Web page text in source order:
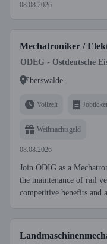
08.08.2026
Mechatroniker /
ODEG - Ostdeutsche
Eberswalde
Vollzeit Jobticket
Weihnachtsgeld
08.08.2026
Join ODIG as a
the maintenance of rail
competitive benefits and